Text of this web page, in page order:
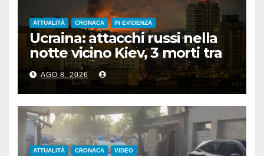
ATTUALITÀ CRONACA IN EVIDENZA
Ucraina: attacchi russi nella
notte vicino Kiev, 3 morti tra
cui 1 bambino
AGO 8, 2026
ATTUALITÀ CRONACA VIDEO